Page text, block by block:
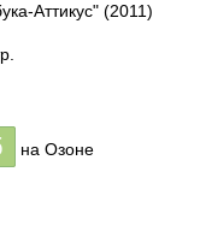
Аттикус" (2011)
на Озоне